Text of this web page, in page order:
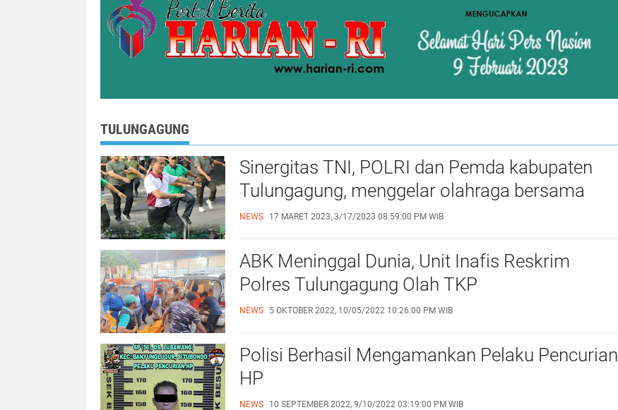
TULUNGAGUNG
Sinergitas TNI, POLRI dan Pemda kabupaten
Tulungagung, menggelar olahraga bersama
NEWS 17 MARET 2023, 3/17/2023 08:59:00 PM WIB
ABK Meninggal Dunia, Unit Inafis Reskrim
Polres Tulungagung Olah TKP
NEWS 5 OKTOBER 2022, 10/05/2022 10:26:00 PM WIB
Polisi Berhasil Mengamankan Pelaku Pencurian
HP
NEWS 10 SEPTEMBER 2022, 9/10/2022 03:19:00 PM WIB